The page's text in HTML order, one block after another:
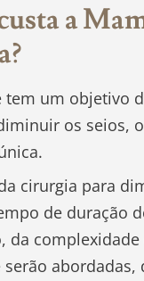
a
tem um objetivo
os seios,
cirurgia para
de duração
da
serão abordadas,